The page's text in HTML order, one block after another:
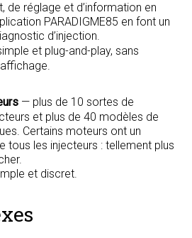
de réglage et d’information en
PARADIGME85 en font un
d’injection.
et plug-and-play, sans
— plus de 10 sortes de
et plus de 40 modèles de
Certains moteurs ont un
tous les injecteurs : tellement plus
et discret.